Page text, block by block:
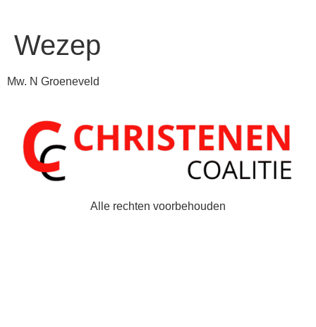
Wezep
Mw. N Groeneveld
Alle rechten voorbehouden